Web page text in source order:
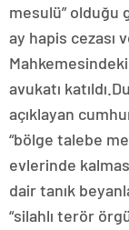
mesulü” olduğu
ay hapis cezası
avukatı
açıklayan
“bölge talebe
evlerinde
dair tanık
“silahlı terör